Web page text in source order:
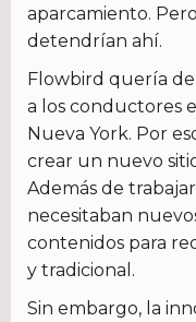
aparcamiento.
detendrían ahí.
Flowbird quería
a los conductores
Nueva York. Por
crear un nuevo
Además de
necesitaban
contenidos para
y tradicional.
Sin embargo, la